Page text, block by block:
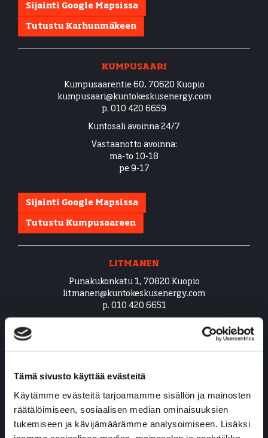
Tämä sivusto käyttää evästeitä
Käytämme evästeitä tarjoamamme sisällön ja mainosten
räätälöimiseen, sosiaalisen median ominaisuuksien
tukemiseen ja kävijämäärämme analysoimiseen. Lisäksi
Sijainti Google Mapsissa
Tutustu Karhunmäkeen
KUMPUSAARI
Kumpusaarentie 60, 70620 Kuopio
​​​​​​​kumpusaari@kuntokeskusenergy.com
p. 010 420 6659
Kuntosali avoinna 24/7
Vastaanotto avoinna:
ma-to 10-18
pe 9-17
Sijainti Google Mapsissa
Tutustu Kumpusaareen
LITMANEN
Punakukonkatu 1, 70820 Kuopio
​​​​​​​litmanen@kuntokeskusenergy.com
p. 010 420 6651
la 10-14
Sijainti Google Mapsissa